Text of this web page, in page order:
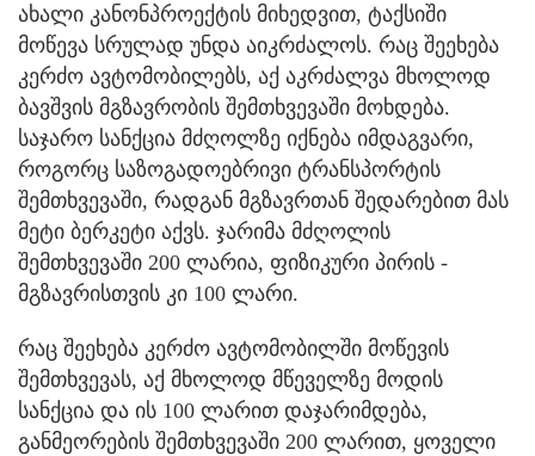
ახალი კანონპროექტის მიხედვით, ტაქსიში
მოწევა სრულად უნდა აიკრძალოს. რაც შეეხება
კერძო ავტომობილებს, აქ აკრძალვა მხოლოდ
ბავშვის მგზავრობის შემთხვევაში მოხდება.
საჯარო სანქცია მძღოლზე იქნება იმდაგვარი,
როგორც საზოგადოებრივი ტრანსპორტის
შემთხვევაში, რადგან მგზავრთან შედარებით მას
მეტი ბერკეტი აქვს. ჯარიმა მძღოლის
შემთხვევაში 200 ლარია, ფიზიკური პირის -
მგზავრისთვის კი 100 ლარი.
რაც შეეხება კერძო ავტომობილში მოწევის
შემთხვევას, აქ მხოლოდ მწეველზე მოდის
სანქცია და ის 100 ლარით დაჯარიმდება,
განმეორების შემთხვევაში 200 ლარით, ყოველი